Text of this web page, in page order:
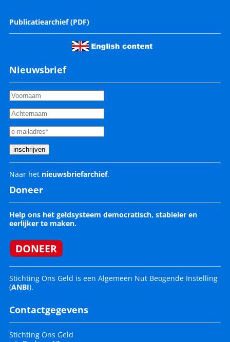
Publicatiearchief (PDF)
Nieuwsbrief
Naar het nieuwsbriefarchief.
Doneer
Help ons het geldsysteem democratisch, stabieler en
eerlijker te maken.
Stichting Ons Geld is een Algemeen Nut Beogende Instelling
(ANBI).
Contactgegevens
Stichting Ons Geld